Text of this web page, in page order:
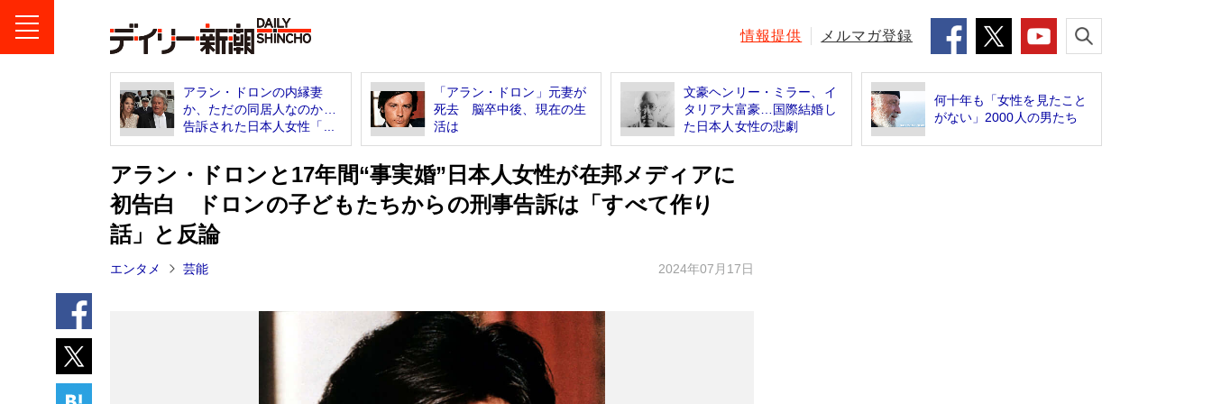
情報提供 メルマガ登録
アラン・ドロンの内縁妻
か、ただの同居人なのか…
告訴された日本人女性「...
「アラン・ドロン」元妻が
死去 脳卒中後、現在の生
活は
文豪ヘンリー・ミラー、イ
タリア大富豪…国際結婚し
た日本人女性の悲劇
何十年も「女性を見たこと
がない」2000人の男たち
アラン・ドロンと17年間“事実婚”日本人女性が在邦メディアに
初告白 ドロンの子どもたちからの刑事告訴は「すべて作り
話」と反論
エンタメ 芸能 2024年07月17日